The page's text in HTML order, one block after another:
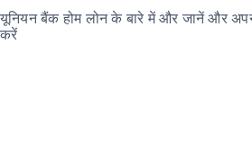
यूनियन बैंक होम लोन के बारे में और जानें और
करें